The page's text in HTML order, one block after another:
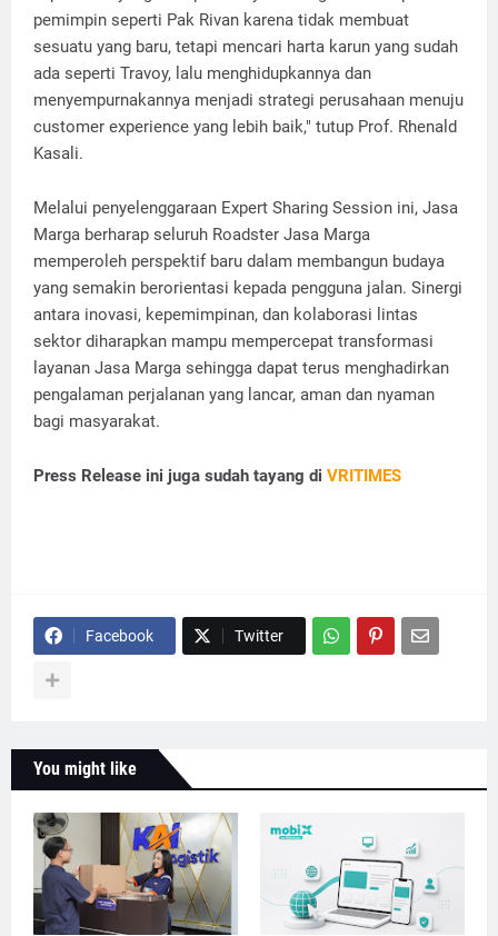
pemimpin seperti Pak Rivan karena tidak membuat
sesuatu yang baru, tetapi mencari harta karun yang sudah
ada seperti Travoy, lalu menghidupkannya dan
menyempurnakannya menjadi strategi perusahaan menuju
customer experience yang lebih baik," tutup Prof. Rhenald
Kasali.
Melalui penyelenggaraan Expert Sharing Session ini, Jasa
Marga berharap seluruh Roadster Jasa Marga
memperoleh perspektif baru dalam membangun budaya
yang semakin berorientasi kepada pengguna jalan. Sinergi
antara inovasi, kepemimpinan, dan kolaborasi lintas
sektor diharapkan mampu mempercepat transformasi
layanan Jasa Marga sehingga dapat terus menghadirkan
pengalaman perjalanan yang lancar, aman dan nyaman
bagi masyarakat.
Press Release ini juga sudah tayang di VRITIMES
Facebook Twitter
You might like